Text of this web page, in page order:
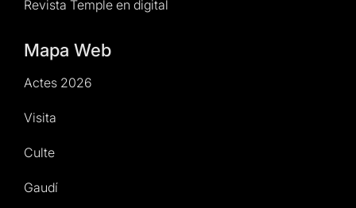
Revista Temple en digital
Mapa Web
Actes 2026
Visita
Culte
Gaudí